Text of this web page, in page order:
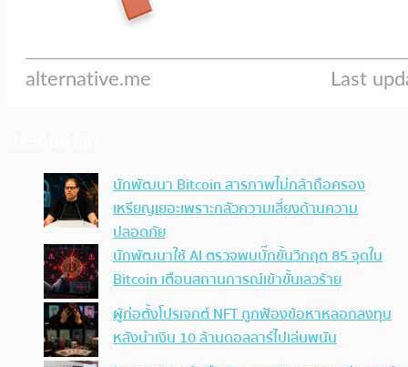
นักพัฒนา Bitcoin สารภาพไม่กล้าถือครอง
เหรียญเยอะเพราะกลัวความเสี่ยงด้านความ
ปลอดภัย
นักพัฒนาใช้ AI ตรวจพบบั๊กขั้นวิกฤต 85 จุดใน
Bitcoin เตือนสถานการณ์เข้าขั้นเลวร้าย
ผู้ก่อตั้งโปรเจกต์ NFT ถูกฟ้องข้อหาหลอกลงทุน
หลังนำเงิน 10 ล้านดอลลาร์ไปเล่นพนัน